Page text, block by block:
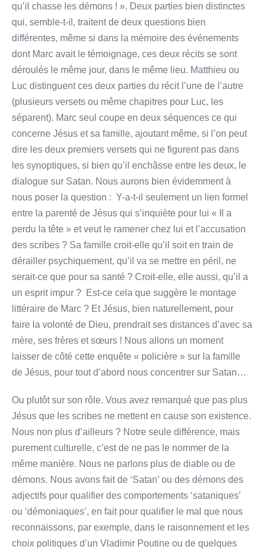
qu’il chasse les démons ! ». Deux parties bien distinctes
qui, semble-t-il, traitent de deux questions bien
différentes, même si dans la mémoire des événements
dont Marc avait le témoignage, ces deux récits se sont
déroulés le même jour, dans le même lieu. Matthieu ou
Luc distinguent ces deux parties du récit l’une de l’autre
(plusieurs versets ou même chapitres pour Luc, les
séparent). Marc seul coupe en deux séquences ce qui
concerne Jésus et sa famille, ajoutant même, si l’on peut
dire les deux premiers versets qui ne figurent pas dans
les synoptiques, si bien qu’il enchâsse entre les deux, le
dialogue sur Satan. Nous aurons bien évidemment à
nous poser la question : Y-a-t-il seulement un lien formel
entre la parenté de Jésus qui s’inquiète pour lui « Il a
perdu la tête » et veut le ramener chez lui et l’accusation
des scribes ? Sa famille croit-elle qu’il soit en train de
dérailler psychiquement, qu’il va se mettre en péril, ne
serait-ce que pour sa santé ? Croit-elle, elle aussi, qu’il a
un esprit impur ? Est-ce cela que suggère le montage
littéraire de Marc ? Et Jésus, bien naturellement, pour
faire la volonté de Dieu, prendrait ses distances d’avec sa
mère, ses frères et sœurs ! Nous allons un moment
laisser de côté cette enquête « policière » sur la famille
de Jésus, pour tout d’abord nous concentrer sur Satan…
Ou plutôt sur son rôle. Vous avez remarqué que pas plus
Jésus que les scribes ne mettent en cause son existence.
Nous non plus d’ailleurs ? Notre seule différence, mais
purement culturelle, c’est de ne pas le nommer de la
même manière. Nous ne parlons plus de diable ou de
démons. Nous avons fait de ‘Satan’ ou des démons des
adjectifs pour qualifier des comportements ‘sataniques’
ou ‘démoniaques’, en fait pour qualifier le mal que nous
reconnaissons, par exemple, dans le raisonnement et les
choix politiques d’un Vladimir Poutine ou de quelques